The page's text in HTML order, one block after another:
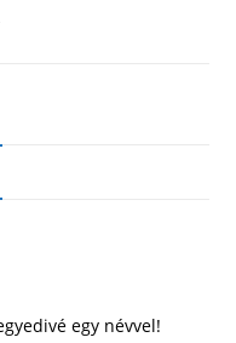
egy névvel!